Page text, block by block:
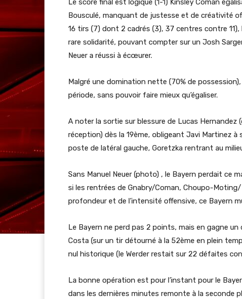
Le score final est logique (1-1) Kinsley Coman
Bousculé, manquant de justesse et de créativité
16 tirs (7) dont 2 cadrés (3), 37 centres contre 11),
rare solidarité, pouvant compter sur un Josh
Neuer a réussi à écœurer.
Malgré une domination nette (70% de
période, sans pouvoir faire mieux qu’égaliser.
A noter la sortie sur blessure de Lucas Hernandez
réception) dès la 19ème, obligeant Javi Martinez
poste de latéral gauche, Goretzka rentrant au
Sans Manuel Neuer (photo) , le Bayern perdait ce
si les rentrées de Gnabry/Coman, Choupo-
profondeur et de l’intensité offensive, ce Bayern
Le Bayern ne perd pas 2 points, mais en gagne
Costa (sur un tir détourné à la 52ème en plein
nul historique (le Werder restait sur 22 défaites
La bonne opération est pour l’instant pour le
dans les dernières minutes remonte à la seconde